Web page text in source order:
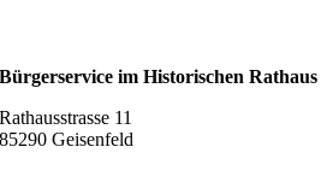
Bürgerservice im Historischen Rathaus
Rathausstrasse 11
85290 Geisenfeld